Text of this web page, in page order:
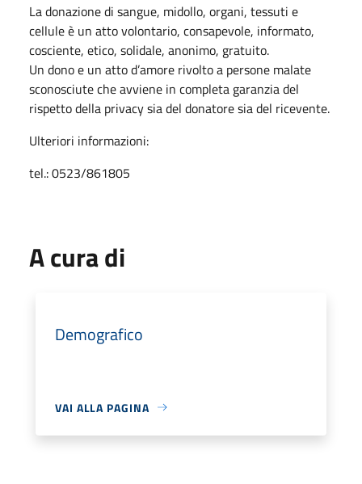
La donazione di sangue, midollo, organi, tessuti e
cellule è un atto volontario, consapevole, informato,
cosciente, etico, solidale, anonimo, gratuito.
Un dono e un atto d’amore rivolto a persone malate
sconosciute che avviene in completa garanzia del
rispetto della privacy sia del donatore sia del ricevente.
Ulteriori informazioni:
tel.: 0523/861805
A cura di
Demografico
VAI ALLA PAGINA